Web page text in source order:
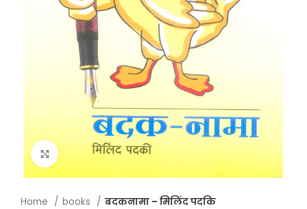
Click to enlarge
Home books बदकनामा – मिलिंद पदकि